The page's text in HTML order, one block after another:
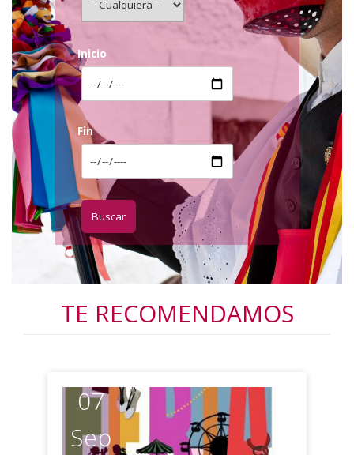
Inicio
Fin
TE RECOMENDAMOS
07
Sep